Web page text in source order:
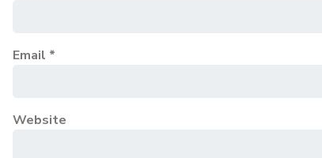
Email *
Website